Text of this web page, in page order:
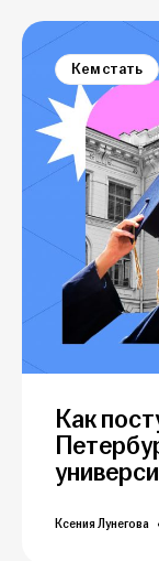
Кем стать
Как
Ксения Лунегова